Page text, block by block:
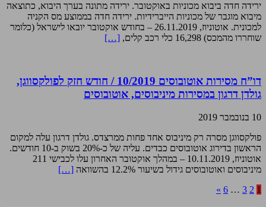
ירידה חדה ביבוא מכוניות באוקטובר. ירידה מתונה בערך היבוא, כתוצאה
מיבוא מוגבר של מכוניות הייברידיות. ירידה חדה בממוצע מס הקניה
למכונית. אוטוניוז, 26.11.2019 – בחודש אוקטובר יובאו לישראל (כלומר
שוחררו מהמכס) 16,298 כלי רכב קלים,
[…]
דו”ח מסירות אוטובוסים 10/2019 / חודש חזק לפולקסווגן,
גולדן דרגון במסירות מיניבוסים, אוטובוסים
10 בנובמבר 2019
פולקסווגן מסרה רק מיניבוס אחד פחות ממרצדס. גולדן דרגון עלה למקום
הראשון בדירוג אוטובוסים כבדים. עליה של כ-20% בשוק ב-10 חודשים.
אוטוניוז, 10.11.2019 – במהלך אוקטובר האחרון עלו לכבישי 211
מיניבוסים ואוטובוסים גידול בשיעור 12.2% בהשוואה
[…]
1
2
3
…
6
»